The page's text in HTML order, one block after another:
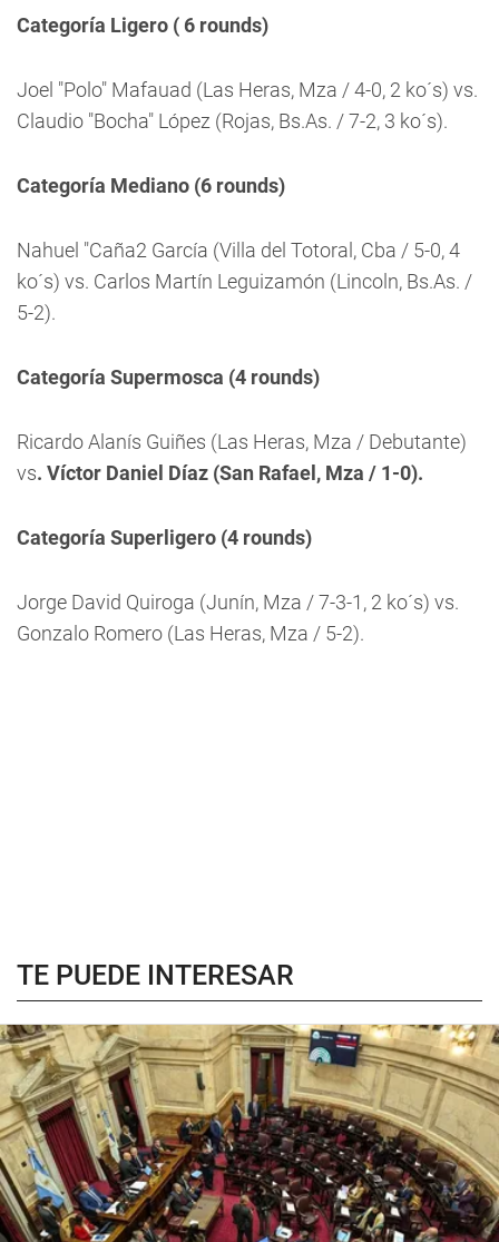
Categoría Ligero ( 6 rounds)
Joel "Polo" Mafauad (Las Heras, Mza / 4-0, 2 ko´s) vs.
Claudio "Bocha" López (Rojas, Bs.As. / 7-2, 3 ko´s).
Categoría Mediano (6 rounds)
Nahuel "Caña2 García (Villa del Totoral, Cba / 5-0, 4
ko´s) vs. Carlos Martín Leguizamón (Lincoln, Bs.As. /
5-2).
Categoría Supermosca (4 rounds)
Ricardo Alanís Guiñes (Las Heras, Mza / Debutante)
vs. Víctor Daniel Díaz (San Rafael, Mza / 1-0).
Categoría Superligero (4 rounds)
Jorge David Quiroga (Junín, Mza / 7-3-1, 2 ko´s) vs.
Gonzalo Romero (Las Heras, Mza / 5-2).
TE PUEDE INTERESAR